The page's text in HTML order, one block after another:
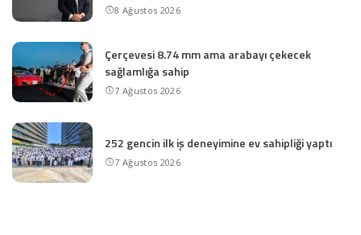
8 Ağustos 2026
Çerçevesi 8.74 mm ama arabayı çekecek
sağlamlığa sahip
7 Ağustos 2026
252 gencin ilk iş deneyimine ev sahipliği yaptı
7 Ağustos 2026